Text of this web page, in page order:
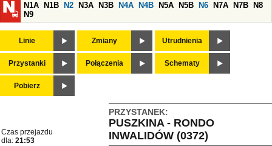
N1A
N1B N2 N3A N3B N4A N4B N5A N5B N6 N7A N7B
N8
N9
Linie Zmiany Utrudnienia
Przystanki Połączenia Schematy
Pobierz
PRZYSTANEK:
PUSZKINA - RONDO
INWALIDÓW (0372)
Czas przejazdu
dla: 21:53